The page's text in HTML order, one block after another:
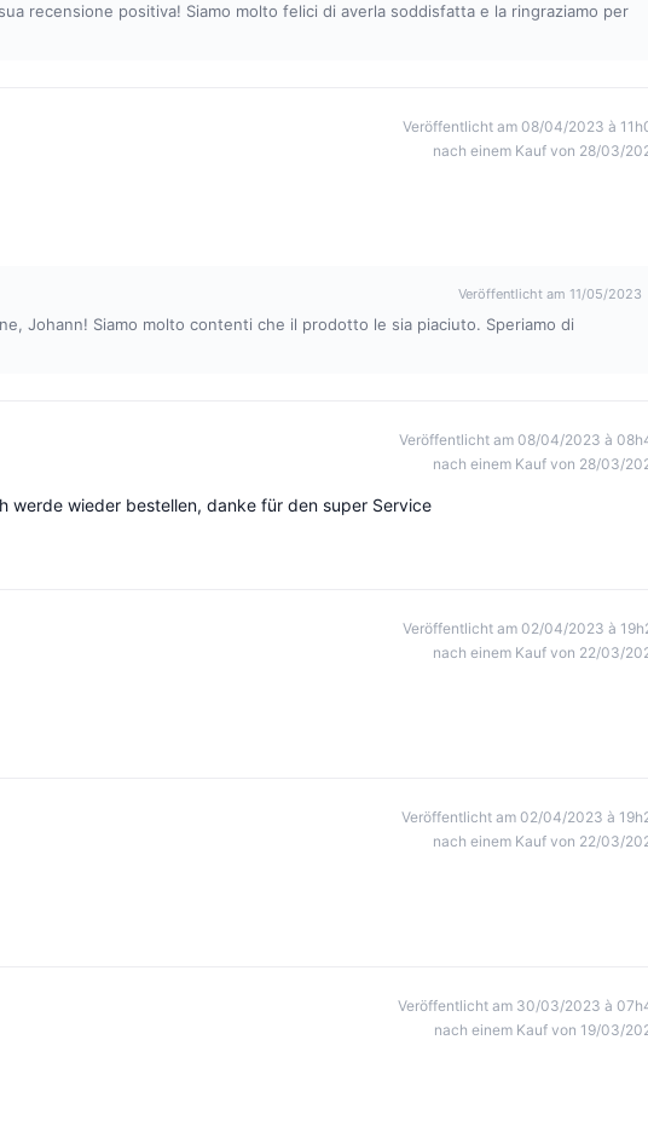
recensione positiva! Siamo molto felici di averla soddisfatta e la ringraziamo per
Veröffentlicht am 08/04/2023 à
nach einem Kauf von 28/03/
Veröffentlicht am 11/05/2023
Johann! Siamo molto contenti che il prodotto le sia piaciuto. Speriamo di
Veröffentlicht am 08/04/2023 à
nach einem Kauf von 28/03/
werde wieder bestellen, danke für den super Service
Veröffentlicht am 02/04/2023 à
nach einem Kauf von 22/03/
Veröffentlicht am 02/04/2023 à
nach einem Kauf von 22/03/
Veröffentlicht am 30/03/2023 à
nach einem Kauf von 19/03/